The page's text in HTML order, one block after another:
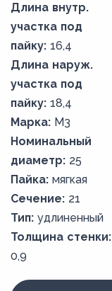
Длина внутр.
участка под
пайку: 16,4
Длина наруж.
участка под
пайку: 18,4
Марка: М3
Номинальный
диаметр: 25
Пайка: мягкая
Сечение: 21
Тип: удлиненный
Толщина стенки:
0,9